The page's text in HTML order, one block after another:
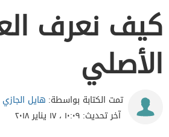
كيف نعرف
الأصلي
تمت الكتابة بواسطة: هايل الجازي
آخر تحديث: ١٠:٠٩ ، ١٧ يناير ٢٠١٨